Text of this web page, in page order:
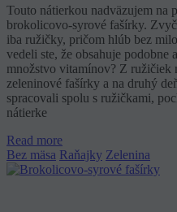
Touto nátierkou nadväzujem na
brokolicovo-syrové fašírky.
iba ružičky, pričom hlúb bez
vedeli ste, že obsahuje
množstvo vitamínov? Z
zeleninové fašírky a na druhý
spracovali spolu s ružičkami,
nátierke
Read more
Bez mäsa Raňajky Zelenina